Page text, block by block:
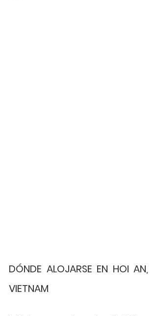
DÓNDE ALOJARSE EN HOI AN,
VIETNAM